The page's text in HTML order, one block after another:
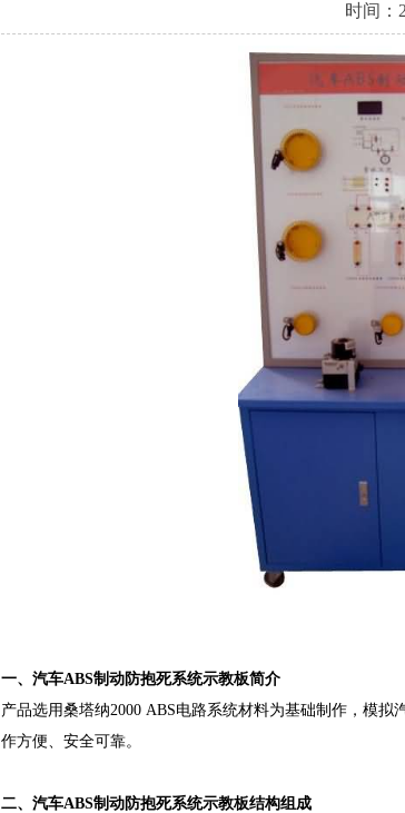
时间：
一、汽车ABS制动防抱死系统示教板简介
产品选用桑塔纳2000 ABS电路系统材料为基础制作，模
作方便、安全可靠。
二、汽车ABS制动防抱死系统示教板结构组成